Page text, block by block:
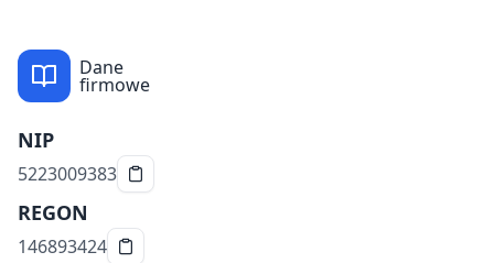
Dane
firmowe
NIP
5223009383
REGON
146893424